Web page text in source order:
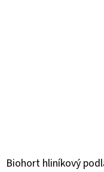
Biohort hliníkový